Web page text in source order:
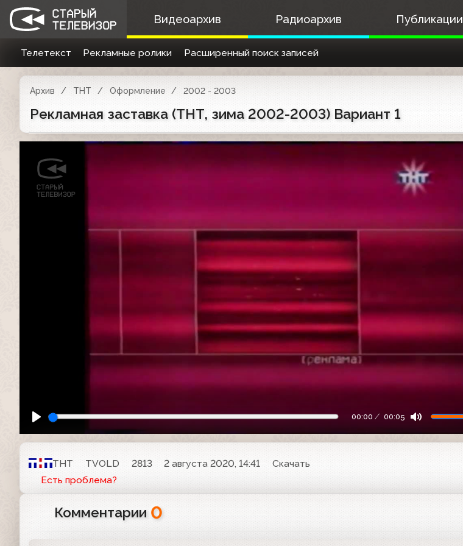
Видеоархив Радиоархив Публикации
Телетекст Рекламные ролики Расширенный поиск записей
Архив ТНТ Оформление 2002 - 2003
Рекламная заставка (ТНТ, зима 2002-2003) Вариант 1
00:00 00:05
ТНТ TVOLD 2813 2 августа 2020, 14:41
Скачать
Есть проблема?
Комментарии 0